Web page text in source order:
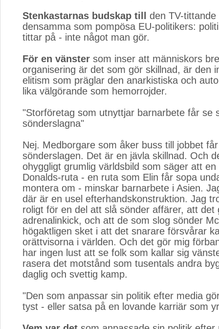
Stenkastarnas budskap till
den TV-
densamma som pompösa EU-politikers:
tittar på - inte något man gör.
För en vänster som inser att människors
organisering är det som gör skillnad, är den
elitism som präglar den anarkistiska och
lika välgörande som hemorrojder.
"Storföretag som utnyttjar barnarbete får se
sönderslagna"
Nej. Medborgare som åker buss till jobbet
sönderslagen. Det är en jävla skillnad. Och
ohyggligt grumlig världsbild som säger att
Donalds-ruta - en ruta som Elin får sopa
montera om - minskar barnarbete i Asien.
där är en usel efterhandskonstruktion. Jag
roligt för en del att slå sönder affärer, att det
adrenalinkick, och att de som slog sönder
högaktligen sket i att det snarare försvårar
orättvisorna i världen. Och det gör mig
har ingen lust att se folk som kallar sig
rasera det motstånd som tusentals andra
daglig och svettig kamp.
"Den som anpassar sin politik efter media
tyst - eller satsa på en lovande karriär som